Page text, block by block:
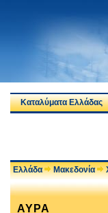
Καταλύματα Ελλάδας
Ελλάδα Μακεδονία
ΑΥΡΑ